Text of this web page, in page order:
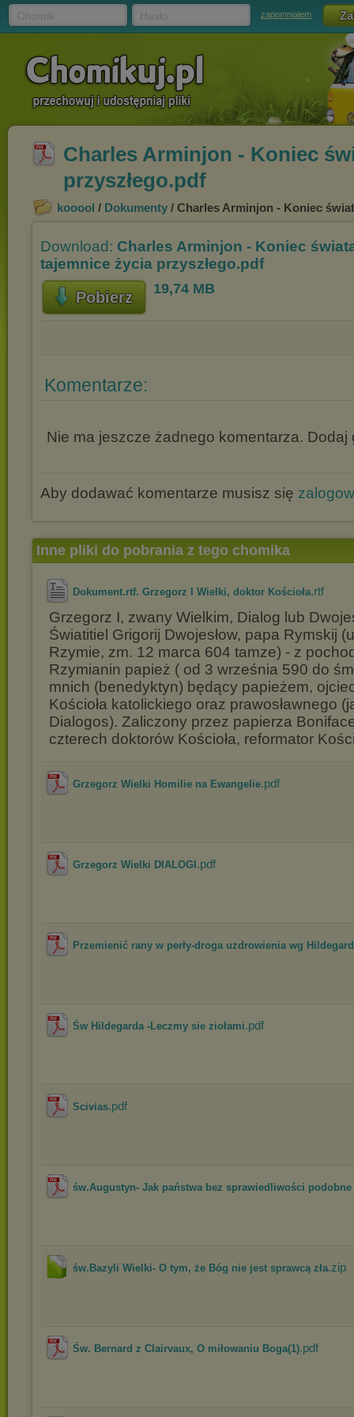
zapomniałem
Charles Arminjon - Koniec
przyszłego.pdf
kooool / Dokumenty / Charles Arminjon - Koniec
Download: Charles Arminjon - Koniec
tajemnice życia przyszłego.pdf
Pobierz 19,74 MB
Komentarze:
Nie ma jeszcze żadnego komentarza. Dodaj
Aby dodawać komentarze musisz się
Inne pliki do pobrania z tego chomika
Dokument.rtf. Grzegorz I Wielki, doktor Kościoła.rtf
Grzegorz I, zwany Wielkim, Dialog lub
Światitiel Grigorij Dwojesłow, papa Rymskij
Rzymie, zm. 12 marca 604 tamze) - z
Rzymianin papież ( od 3 września 590 do
mnich (benedyktyn) będący papieżem,
Kościoła katolickiego oraz prawosławnego
Dialogos). Zaliczony przez papierza
czterech doktorów Kościoła, reformator
Grzegorz Wielki Homilie na Ewangelie.pdf
Grzegorz Wielki DIALOGI .pdf
Przemienić rany w perły-droga uzdrowienia wg
Św Hildegarda -Leczmy sie ziołami.pdf
Scivias.pdf
św.Augustyn- Jak państwa bez sprawiedliwości podobne
św.Bazyli Wielki- O tym, że Bóg nie jest sprawcą zła.zip
Św. Bernard z Clairvaux, O miłowaniu Boga(1).pdf